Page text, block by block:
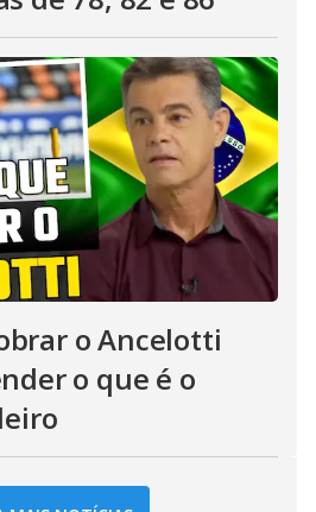
o Ancelotti
o que é o